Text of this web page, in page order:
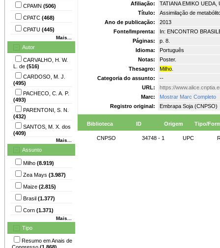
CPAMN (506)
CPATC (468)
CPATU (445)
Mais...
Autor
CARVALHO, H. W.
L. de (516)
CARDOSO, M. J.
(495)
PACHECO, C. A. P.
(493)
PARENTONI, S. N.
(432)
SANTOS, M. X. dos
(409)
Mais...
Assunto
Milho (8.919)
Zea Mays (3.987)
Maize (2.815)
Brasil (1.377)
Corn (1.371)
Mais...
Tipo
Resumo em Anais de
Congresso (1.868)
Afiliação:
TATIANA EMIKO
Título:
Assimilação de
Ano de publicação:
2013
Fonte/Imprenta:
In: ENCONTRO
Páginas:
p. 8.
Idioma:
Português
Notas:
Poster.
Thesagro:
Milho
Categoria do assunto:
--
URL:
https://
Marc:
Mostrar Marc Completo
Registro original:
Embrapa Soja (CNPSO)
Biblioteca ID Origem Tipo/
CNPSO 34748 - 1 UPC